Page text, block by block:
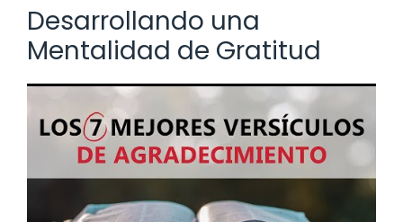
Desarrollando una
Mentalidad de Gratitud